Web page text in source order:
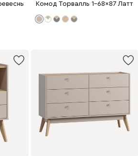
темный
Комод Торвалль 1-68x87 Латте